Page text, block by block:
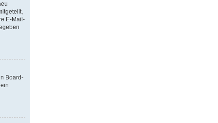
E-Mail-
Board-